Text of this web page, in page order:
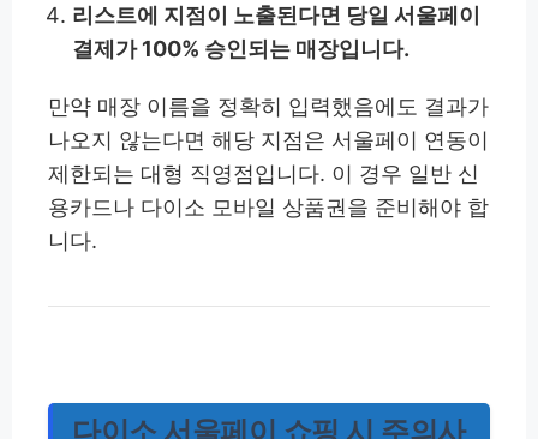
리스트에 지점이 노출된다면 당일 서울페이
결제가 100% 승인되는 매장입니다.
만약 매장 이름을 정확히 입력했음에도 결과가
나오지 않는다면 해당 지점은 서울페이 연동이
제한되는 대형 직영점입니다. 이 경우 일반 신
용카드나 다이소 모바일 상품권을 준비해야 합
니다.
다이소 서울페이 쇼핑 시 주의사